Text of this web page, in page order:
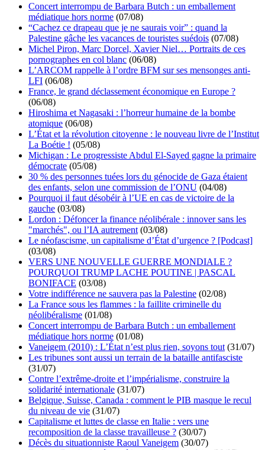
Concert interrompu de Barbara Butch : un emballement
médiatique hors norme (07/08)
“Cachez ce drapeau que je ne saurais voir” : quand la
Palestine gâche les vacances de touristes suédois (07/08)
Michel Piron, Marc Dorcel, Xavier Niel… Portraits de ces
pornographes en col blanc (06/08)
L’ARCOM rappelle à l’ordre BFM sur ses mensonges anti-
LFI (06/08)
France, le grand déclassement économique en Europe ?
(06/08)
Hiroshima et Nagasaki : l’horreur humaine de la bombe
atomique (06/08)
L’État et la révolution citoyenne : le nouveau livre de l’Institut
La Boétie ! (05/08)
Michigan : Le progressiste Abdul El-Sayed gagne la primaire
démocrate (05/08)
30 % des personnes tuées lors du génocide de Gaza étaient
des enfants, selon une commission de l’ONU (04/08)
Pourquoi il faut désobéir à l’UE en cas de victoire de la
gauche (03/08)
Lordon : Défoncer la finance néolibérale : innover sans les
"marchés", ou l’IA autrement (03/08)
Le néofascisme, un capitalisme d’État d’urgence ? [Podcast]
(03/08)
VERS UNE NOUVELLE GUERRE MONDIALE ?
POURQUOI TRUMP LACHE POUTINE | PASCAL
BONIFACE (03/08)
Votre indifférence ne sauvera pas la Palestine (02/08)
La France sous les flammes : la faillite criminelle du
néolibéralisme (01/08)
Concert interrompu de Barbara Butch : un emballement
médiatique hors norme (01/08)
Vaneigem (2010) : L’État n’est plus rien, soyons tout (31/07)
Les tribunes sont aussi un terrain de la bataille antifasciste
(31/07)
Contre l’extrême-droite et l’impérialisme, construire la
solidarité internationale (31/07)
Belgique, Suisse, Canada : comment le PIB masque le recul
du niveau de vie (31/07)
Capitalisme et luttes de classe en Italie : vers une
recomposition de la classe travailleuse ? (30/07)
Décès du situationniste Raoul Vaneigem (30/07)